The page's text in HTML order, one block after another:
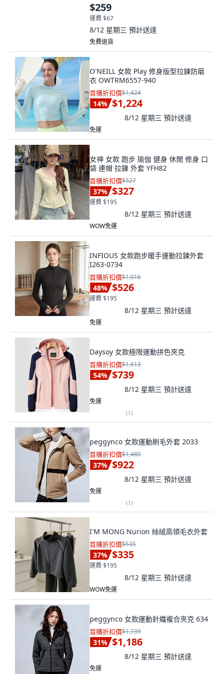
$259
運費 $67
8/12 星期三 預計送達
免費退貨
O'NEILL 女款 Play 修身版型拉鍊防磨
衣 OWTRM6557-940
首購折扣價$1,424
14% $1,224
8/12 星期三 預計送達
免運
女神 女款 跑步 瑜伽 健身 休閒 修身 口
袋 連帽 拉鍊 外套 YFH82
首購折扣價$527
37% $327
運費 $195
8/12 星期三 預計送達
WOW免運
INFIOUS 女款跑步暖手運動拉鍊外套
I263-0734
首購折扣價$1,016
48% $526
運費 $195
8/12 星期三 預計送達
免運
Daysoy 女款極限運動拼色夾克
首購折扣價$1,613
54% $739
8/12 星期三 預計送達
免運
(1)
peggynco 女款運動刷毛外套 2033
首購折扣價$1,480
37% $922
8/12 星期三 預計送達
免運
(1)
I'M MONG Nurion 絲絨高領毛衣外套
首購折扣價$535
37% $335
運費 $195
8/12 星期三 預計送達
WOW免運
peggynco 女款運動針織複合夾克 634
首購折扣價$1,739
31% $1,186
8/12 星期三 預計送達
免運